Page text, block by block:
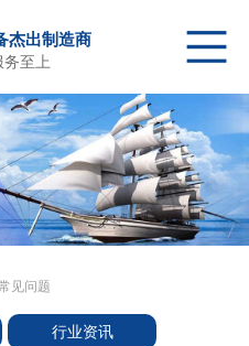
杰出制造商
务至上
涂设备 配件及原料
中心 客户施工
服务 联系我们
见问题
行业资讯